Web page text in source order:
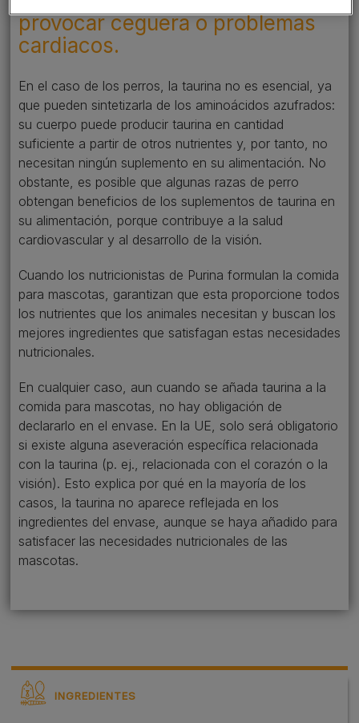
provocar ceguera o problemas
cardiacos.
En el caso de los perros, la taurina no es esencial, ya
que pueden sintetizarla de los aminoácidos azufrados:
su cuerpo puede producir taurina en cantidad
suficiente a partir de otros nutrientes y, por tanto, no
necesitan ningún suplemento en su alimentación. No
obstante, es posible que algunas razas de perro
obtengan beneficios de los suplementos de taurina en
su alimentación, porque contribuye a la salud
cardiovascular y al desarrollo de la visión.
Cuando los nutricionistas de Purina formulan la comida
para mascotas, garantizan que esta proporcione todos
los nutrientes que los animales necesitan y buscan los
mejores ingredientes que satisfagan estas necesidades
nutricionales.
En cualquier caso, aun cuando se añada taurina a la
comida para mascotas, no hay obligación de
declararlo en el envase. En la UE, solo será obligatorio
si existe alguna aseveración específica relacionada
con la taurina (p. ej., relacionada con el corazón o la
visión). Esto explica por qué en la mayoría de los
casos, la taurina no aparece reflejada en los
ingredientes del envase, aunque se haya añadido para
satisfacer las necesidades nutricionales de las
mascotas.
INGREDIENTES